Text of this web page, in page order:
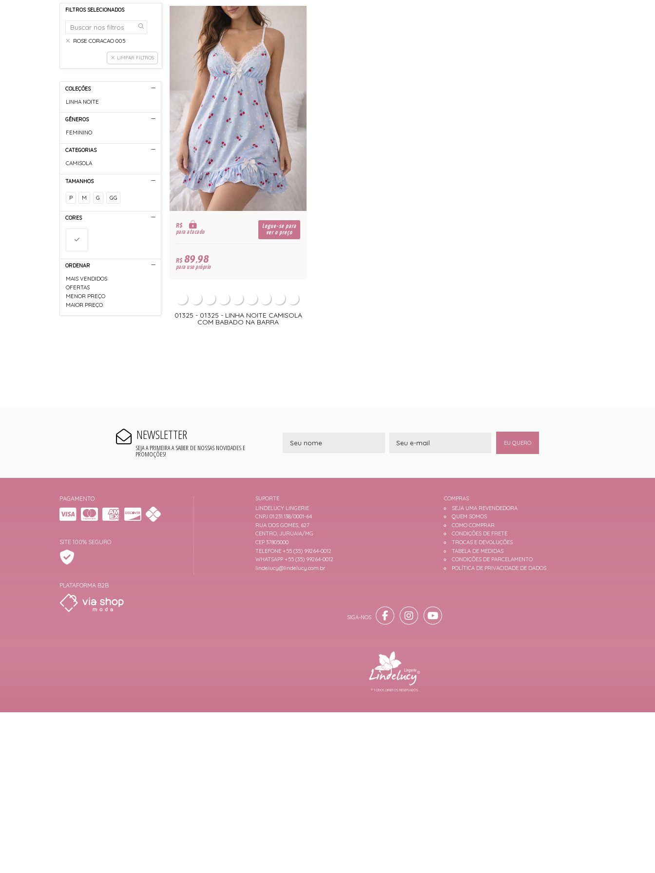
FILTROS SELECIONADOS
ROSE CORACAO 005
LIMPAR FILTROS
COLEÇÕES
LINHA NOITE
GÊNEROS
FEMININO
CATEGORIAS
CAMISOLA
TAMANHOS
P M G GG
CORES
ORDENAR
MAIS VENDIDOS
OFERTAS
MENOR PREÇO
MAIOR PREÇO
R$
para atacado
Logue-se para
ver o preço
R$89,98
para uso próprio
01325 - 01325 - LINHA NOITE CAMISOLA
COM BABADO NA BARRA
NEWSLETTER
SEJA A PRIMEIRA A SABER DE NOSSAS NOVIDADES E
PROMOÇÕES!
EU QUERO
PAGAMENTO
SITE 100% SEGURO
PLATAFORMA B2B
SUPORTE
LINDELUCY LINGERIE
CNPJ 01.231.138/0001-64
RUA DOS GOMES, 627
CENTRO, JURUAIA/MG
CEP 37805000
TELEFONE +55 (35) 99264-0012
WHATSAPP +55 (35) 99264-0012
lindelucy@lindelucy.com.br
COMPRAS
SEJA UMA REVENDEDORA
QUEM SOMOS
COMO COMPRAR
CONDIÇÕES DE FRETE
TROCAS E DEVOLUÇÕES
TABELA DE MEDIDAS
CONDIÇÕES DE PARCELAMENTO
POLÍTICA DE PRIVACIDADE DE DADOS
® TODOS DIREITOS RESERVADOS